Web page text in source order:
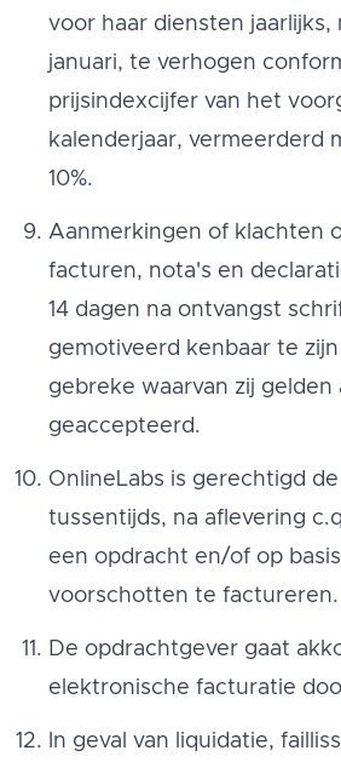
voor haar diensten jaarlijks,
januari, te verhogen
prijsindexcijfer van het
kalenderjaar, vermeerderd
10%.
Aanmerkingen of klachten
facturen, nota's en
14 dagen na ontvangst
gemotiveerd kenbaar te
gebreke waarvan zij gelden
geaccepteerd.
OnlineLabs is gerechtigd
tussentijds, na aflevering
een opdracht en/of op
voorschotten te factureren.
De opdrachtgever gaat
elektronische facturatie
In geval van liquidatie,